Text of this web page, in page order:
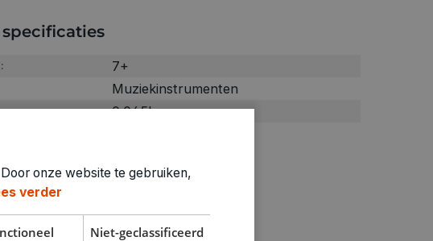
7+
Muziekinstrumenten
0.045kg
onze website te gebruiken,
verder
Niet-geclassificeerd